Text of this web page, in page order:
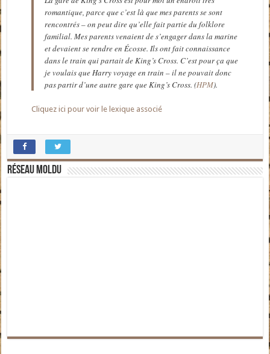
romantique, parce que c’est là que mes parents se sont
rencontrés – on peut dire qu’elle fait partie du folklore
familial. Mes parents venaient de s’engager dans la marine
et devaient se rendre en Écosse. Ils ont fait connaissance
dans le train qui partait de King’s Cross. C’est pour ça que
je voulais que Harry voyage en train – il ne pouvait donc
pas partir d’une autre gare que King’s Cross. (HPM).
Cliquez ici pour voir le lexique associé
Réseau moldu